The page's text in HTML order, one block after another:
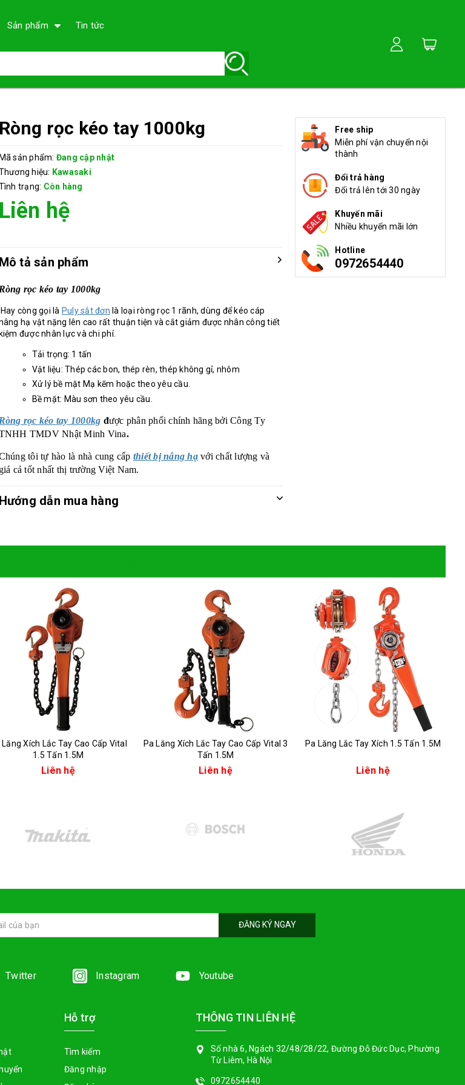
Sản phẩm Tin tức
Ròng rọc kéo tay 1000kg
Mã sản phẩm: Đang cập nhật
hiệu: Kawasaki
trạng: Còn hàng
Liên hệ
Mô tả sản phẩm
Ròng rọc kéo tay 1000kg
Hay còng gọi là Puly sắt đơn là loại ròng rọc 1 rãnh, dùng để kéo cáp
hạ vật nặng lên cao rất thuận tiện và cắt giảm được nhân công tiết
kiệm được nhân lực và chi phí.
Tải trọng: 1 tấn
Vật liệu: Thép các bon, thép rèn, thép không gỉ, nhôm
Xử lý bề mặt Mạ kẽm hoặc theo yêu cầu.
Bề mặt: Màu sơn theo yêu cầu.
Ròng rọc kéo tay 1000kg được phân phối chính hãng bởiCông Ty
TMDV Nhật Minh Vina.
tôi tự hào là nhà cung cấp thiết bị nâng hạ với chất lượng và
giá cả tốt nhất thị trường Việt Nam.
Hướng dẫn mua hàng
Free ship
Miễn phí vận chuyển nội
thành
Đổi trả hàng
Đổi trả lên tới 30 ngày
Khuyến mãi
Nhiều khuyến mãi lớn
Hotline
0972654440
Lăng Xích Lắc Tay Cao Cấp Vital
1.5 Tấn 1.5M
Liên hệ
Pa Lăng Xích Lắc Tay Cao Cấp Vital 3
Tấn 1.5M
Liên hệ
Pa Lăng Lắc Tay Xích 1.5 Tấn 1.5M
Liên hệ
ĐĂNG KÝ NGAY
Twitter Instagram Youtube
Hỗ trợ
Tìm kiếm
Đăng nhập
THÔNG TIN LIÊN HỆ
Số nhà 6, Ngách 32/48/28/22, Đường Đỗ Đức Dục, Phường
Từ Liêm, Hà Nội
0972654440